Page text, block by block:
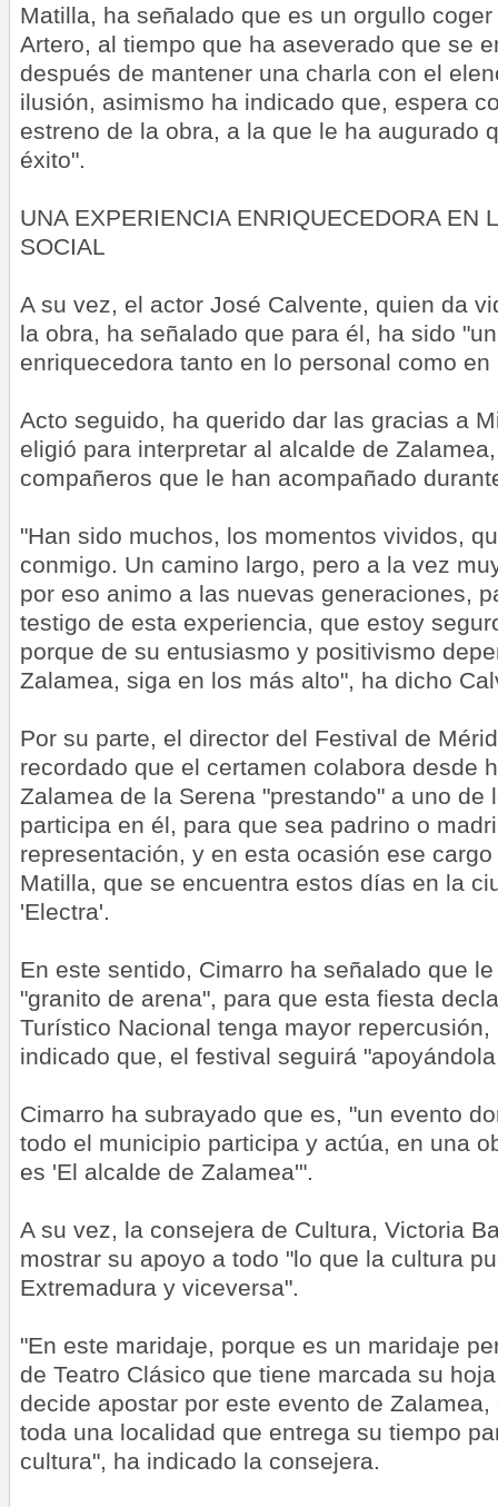
Matilla, ha señalado que es un orgullo
Artero, al tiempo que ha aseverado que se
después de mantener una charla con el
ilusión, asimismo ha indicado que, espera
estreno de la obra, a la que le ha augurado
éxito".
UNA EXPERIENCIA ENRIQUECEDORA EN
SOCIAL
A su vez, el actor José Calvente, quien da
la obra, ha señalado que para él, ha sido
enriquecedora tanto en lo personal como en
Acto seguido, ha querido dar las gracias a
eligió para interpretar al alcalde de
compañeros que le han acompañado
"Han sido muchos, los momentos vividos,
conmigo. Un camino largo, pero a la vez
por eso animo a las nuevas generaciones,
testigo de esta experiencia, que estoy
porque de su entusiasmo y positivismo
Zalamea, siga en los más alto", ha dicho
Por su parte, el director del Festival de
recordado que el certamen colabora desde
Zalamea de la Serena "prestando" a uno de
participa en él, para que sea padrino o
representación, y en esta ocasión ese
Matilla, que se encuentra estos días en la
'Electra'.
En este sentido, Cimarro ha señalado que
"granito de arena", para que esta fiesta
Turístico Nacional tenga mayor
indicado que, el festival seguirá
Cimarro ha subrayado que es, "un evento
todo el municipio participa y actúa, en una
es 'El alcalde de Zalamea'".
A su vez, la consejera de Cultura, Victoria
mostrar su apoyo a todo "lo que la cultura
Extremadura y viceversa".
"En este maridaje, porque es un maridaje
de Teatro Clásico que tiene marcada su
decide apostar por este evento de
toda una localidad que entrega su tiempo
cultura", ha indicado la consejera.